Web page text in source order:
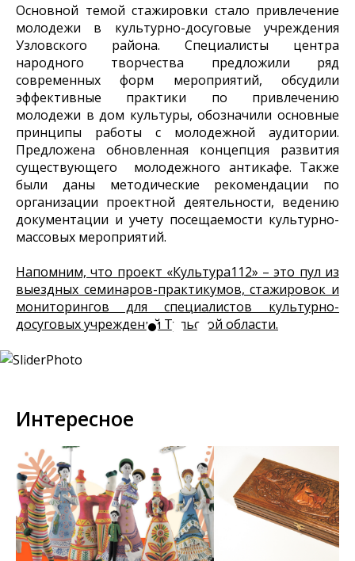
Основной темой стажировки стало привлечение
молодежи в культурно-досуговые учреждения
Узловского района. Специалисты центра
народного творчества предложили ряд
современных форм мероприятий, обсудили
эффективные практики по привлечению
молодежи в дом культуры, обозначили основные
принципы работы с молодежной аудитории.
Предложена обновленная концепция развития
существующего молодежного антикафе. Также
были даны методические рекомендации по
организации проектной деятельности, ведению
документации и учету посещаемости культурно-
массовых мероприятий.
Напомним, что проект «Культура112» – это пул из
выездных семинаров-практикумов, стажировок и
мониторингов для специалистов культурно-
досуговых учреждений Тульской области.
Интересное